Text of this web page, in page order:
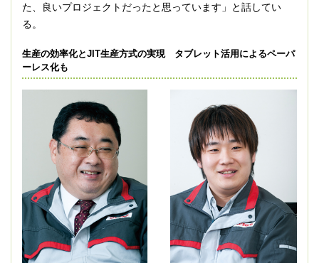
た、良いプロジェクトだったと思っています」と話してい
る。
生産の効率化とJIT生産方式の実現 タブレット活用によるペーパ
ーレス化も